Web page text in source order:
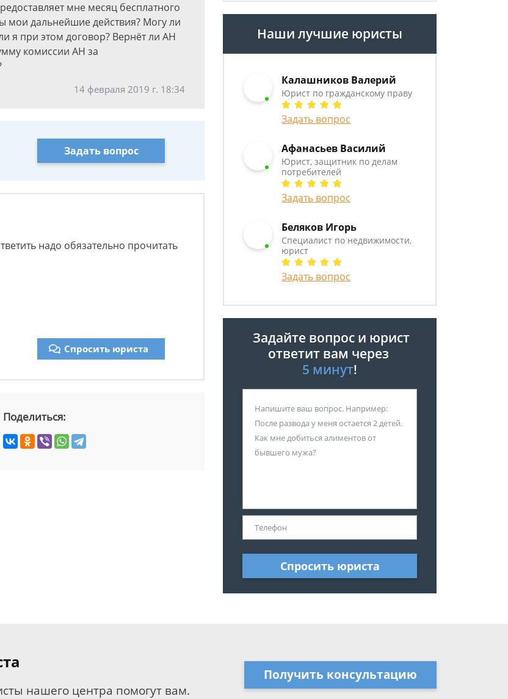
мне месяц бесплатного
мои дальнейшие действия? Могу ли
я при этом договор? Вернёт ли АН
комиссии АН за
14 февраля 2019 г. 18:34
Задать вопрос
надо обязательно прочитать
Спросить юриста
Поделиться:
Наши лучшие юристы
Калашников Валерий
Юрист по гражданскому праву
Задать вопрос
Афанасьев Василий
Юрист, защитник по делам
потребителей
Задать вопрос
Беляков Игорь
Специалист по недвижимости,
юрист
Задать вопрос
Задайте вопрос и юрист
ответит вам через
5 минут!
Спросить юриста
нашего центра помогут вам.
Получить консультацию